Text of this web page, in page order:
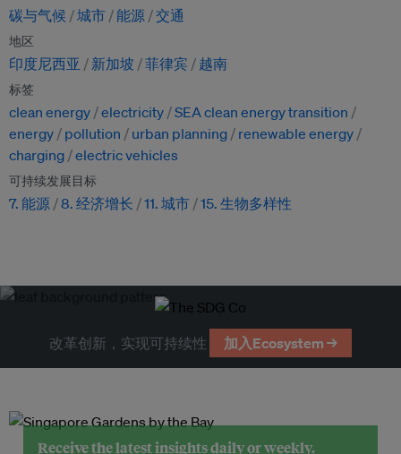
碳与气候 城市 能源 交通
地区
印度尼西亚 新加坡 菲律宾 越南
标签
clean energy electricity SEA clean energy transition
energy
pollution urban planning
renewable energy
charging electric vehicles
可持续发展目标
7. 能源 8. 经济增长 11. 城市 15. 生物多样性
改革创新，实现可持续性 加入Ecosystem →
Receive the latest insights daily or weekly.